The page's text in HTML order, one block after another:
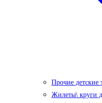
Прочие детские
Жилеты\ круги